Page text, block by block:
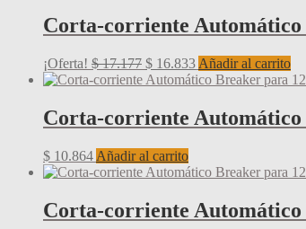
en
la
de
Corta-corriente
¡Oferta! $17.177 El
precio
era:
$ 17.177.
$ 16.833El
precio
es:
$ 16.833.
Añadir al carrito
Corta-corriente Automático
$ 10.864 Añadir al carrito
Corta-corriente